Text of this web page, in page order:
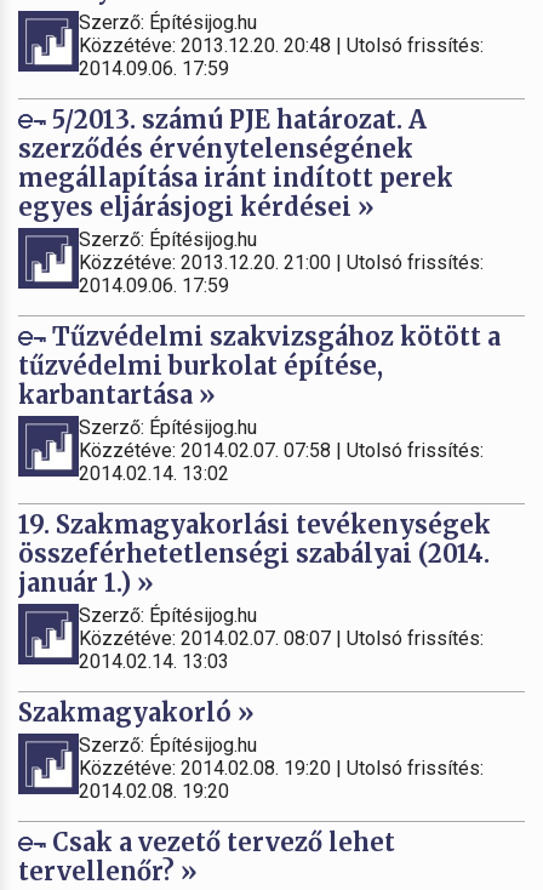
Szerző: Építésijog.hu
Közzétéve: 2013.12.20. 20:48 | Utolsó frissítés:
2014.09.06. 17:59
5/2013. számú PJE határozat. A
szerződés érvénytelenségének
megállapítása iránt indított perek
egyes eljárásjogi kérdései »
Szerző: Építésijog.hu
Közzétéve: 2013.12.20. 21:00 | Utolsó frissítés:
2014.09.06. 17:59
Tűzvédelmi szakvizsgához kötött a
tűzvédelmi burkolat építése,
karbantartása »
Szerző: Építésijog.hu
Közzétéve: 2014.02.07. 07:58 | Utolsó frissítés:
2014.02.14. 13:02
19. Szakmagyakorlási tevékenységek
összeférhetetlenségi szabályai (2014.
január 1.) »
Szerző: Építésijog.hu
Közzétéve: 2014.02.07. 08:07 | Utolsó frissítés:
2014.02.14. 13:03
Szakmagyakorló »
Szerző: Építésijog.hu
Közzétéve: 2014.02.08. 19:20 | Utolsó frissítés:
2014.02.08. 19:20
Csak a vezető tervező lehet
tervellenőr? »